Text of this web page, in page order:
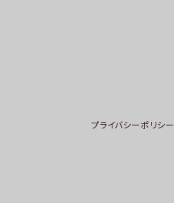
プライバシーポリシー